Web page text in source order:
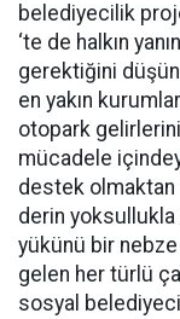
belediyecilik
‘te de halkın
gerektiğini
en yakın
otopark
mücadele
destek olmaktan
derin yoksullukla
yükünü bir
gelen her türlü
sosyal